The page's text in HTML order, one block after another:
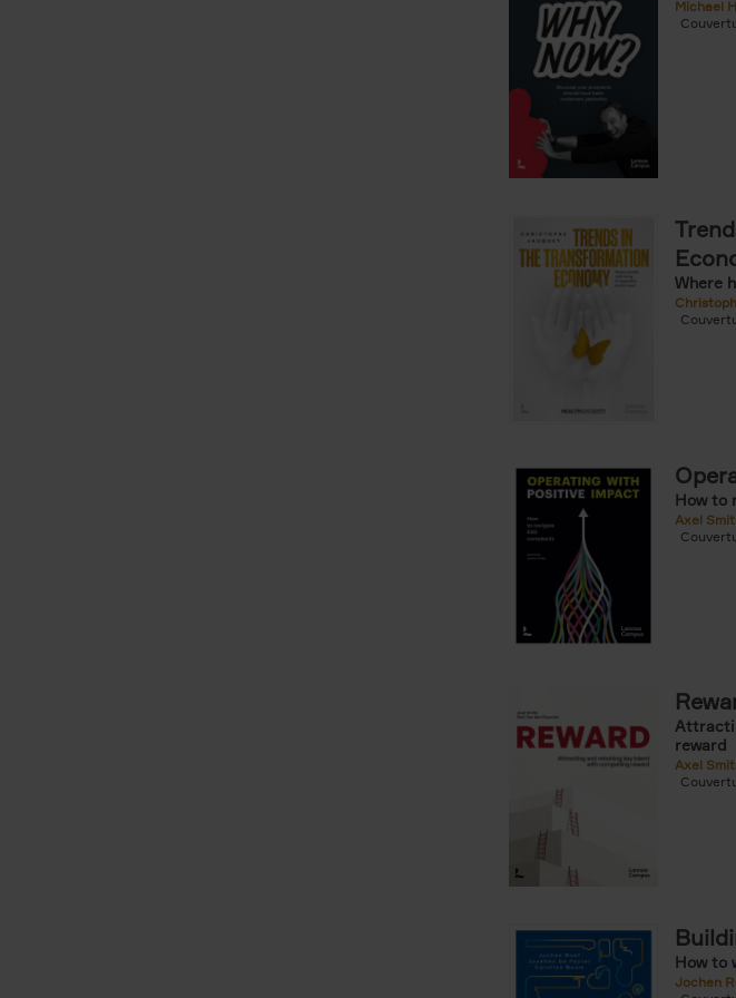
Michael
Where
How to
Axel
reward
Axel
How to
Jochen